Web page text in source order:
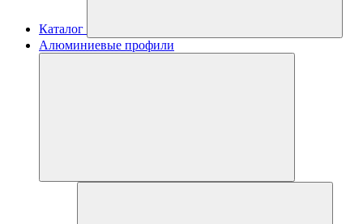
Каталог
Алюминиевые профили